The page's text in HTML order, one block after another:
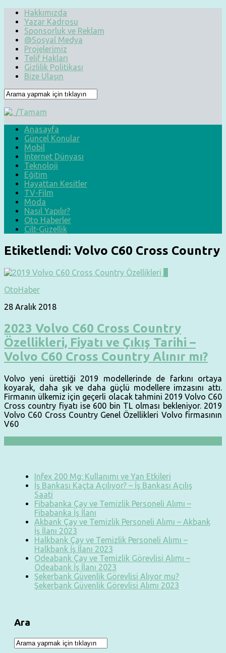
Hakkımızda
Yazar Kadrosu
Sponsorluk ve Reklam
@Sosyal Medya
Projelerimiz
Telif Hakları
Gizlilik Politikası
Bize Ulaşın
Anasayfa
Güncel Konular
Mobil
İnternet Dünyası
Teknoloji
Eğitim
Hayattan Kesitler
TV-Film
Moda
Nasıl Yapılır?
Oto Haberler
Cilt-Güzellik
Etiketlendi: Volvo C60 Cross Country
OtoHaber
28 Aralık 2018
2023 Volvo C60 Cross Country
Özellikleri, Fiyatı ve Çıkış Tarihi –
Volvo C60 Cross Country Alınır mı?
Volvo yeni ürettiği 2019 modellerinde de farkını ortaya
koyarak, daha şık ve daha güçlü modellere imzasını attı.
Firmanın ülkemiz için geçerli olacak tahmini 2019 Volvo C60
Cross country fiyatı ise 600 bin TL olması bekleniyor. 2019
Volvo C60 Cross Country Genel Özellikleri Volvo firmasının
V60
Infex 200 Mg: Kullanımı ve Yan Etkileri
İş Bankası Kaçta Açılıyor? – İş Bankası Açılış
Saati
Fibabanka Çay ve Temizlik Personeli Alımı –
Fibabanka İş İlanı
Akbank Çay ve Temizlik Personeli Alımı – Akbank
İş İlanı 2023
Halkbank Çay ve Temizlik Personeli Alımı –
Halkbank İş İlanı 2023
Odeabank Çay ve Temizlik Görevlisi Alımı –
Odeabank İş İlanı 2023
Şekerbank Güvenlik Görevlisi Alıyor mu?
Şekerbank Güvenlik Görevlisi Alımı 2023
Ara